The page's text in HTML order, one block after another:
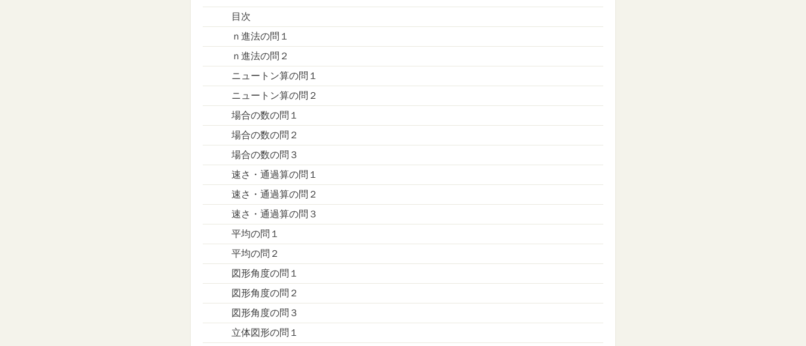
目次
ｎ進法の問１
ｎ進法の問２
ニュートン算の問１
ニュートン算の問２
場合の数の問１
場合の数の問２
場合の数の問３
速さ・通過算の問１
速さ・通過算の問２
速さ・通過算の問３
平均の問１
平均の問２
図形角度の問１
図形角度の問２
図形角度の問３
立体図形の問１